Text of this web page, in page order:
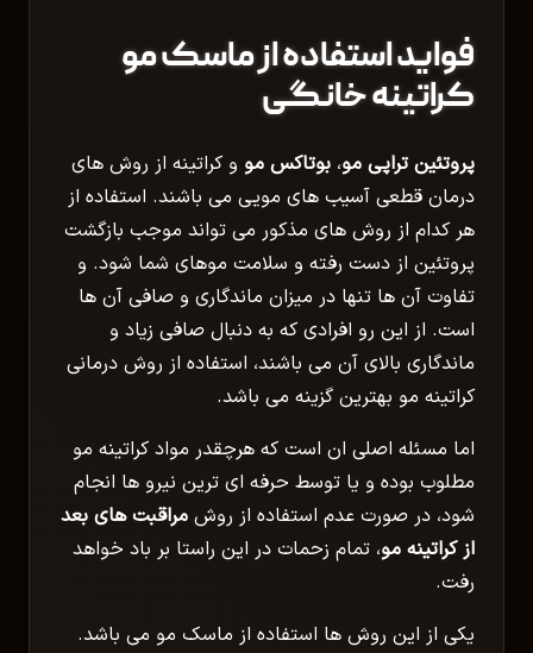
فواید استفاده از ماسک مو
کراتینه خانگی
پروتئین تراپی مو، بوتاکس مو و کراتینه از روش های
درمان قطعی آسیب های مویی می باشند. استفاده از
هر کدام از روش های مذکور می تواند موجب بازگشت
پروتئین از دست رفته و سلامت موهای شما شود. و
تفاوت آن ها تنها در میزان ماندگاری و صافی آن ها
است. از این رو افرادی که به دنبال صافی زیاد و
ماندگاری بالای آن می باشند، استفاده از روش درمانی
کراتینه مو بهترین گزینه می باشد.
اما مسئله اصلی ان است که هرچقدر مواد کراتینه مو
مطلوب بوده و یا توسط حرفه ای ترین نیرو ها انجام
شود، در صورت عدم استفاده از روش مراقبت های بعد
از کراتینه مو، تمام زحمات در این راستا بر باد خواهد
رفت.
یکی از این روش ها استفاده از ماسک مو می باشد.